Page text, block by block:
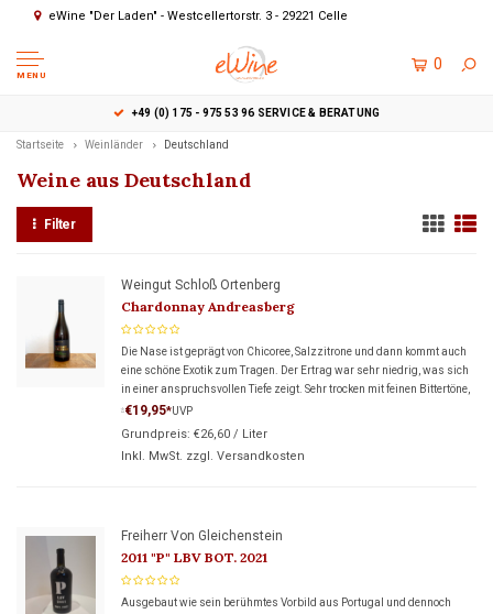
eWine "Der Laden" - Westcellertorstr. 3 - 29221 Celle
MENU
0
EWINE "DER LADEN" - WESTCELLERTORSTR. 3 - 29221 CELLE
Startseite Weinländer Deutschland
Weine aus Deutschland
Filter
Weingut Schloß Ortenberg
Chardonnay Andreasberg
Die Nase ist geprägt von Chicoree, Salzzitrone und dann kommt auch
eine schöne Exotik zum Tragen. Der Ertrag war sehr niedrig, was sich
in einer anspruchsvollen Tiefe zeigt. Sehr trocken mit feinen Bittertöne,
die diesem Wein sehr gut stehen.
*€19,95*UVP
Grundpreis: €26,60 / Liter
Inkl. MwSt. zzgl. Versandkosten
Freiherr Von Gleichenstein
2011 "P" LBV BOT. 2021
Ausgebaut wie sein berühmtes Vorbild aus Portugal und dennoch